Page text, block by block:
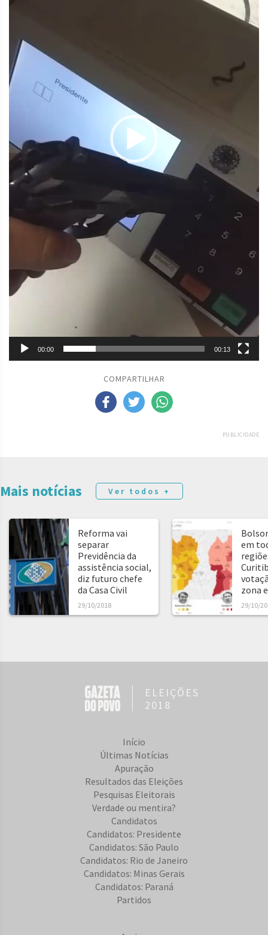
00:00 00:13
COMPARTILHAR
PUBLICIDADE
Mais notícias Ver todos +
Reforma vai
separar
Previdência da
assistência social,
diz futuro chefe
da Casa Civil
29/10/2018
em
zona
29/10/
ELEIÇÕES
2018
Início
Últimas Notícias
Apuração
Resultados das Eleições
Pesquisas Eleitorais
Verdade ou mentira?
Candidatos
Candidatos: Presidente
Candidatos: São Paulo
Candidatos: Rio de Janeiro
Candidatos: Minas Gerais
Candidatos: Paraná
Partidos